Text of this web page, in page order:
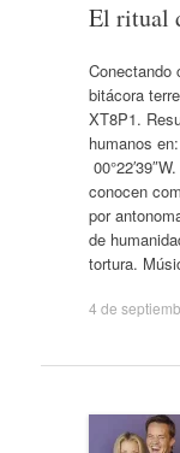
El ritual
Conectando
bitácora
XT8P1.
humanos
conocen
por
de
tortura.
4 de